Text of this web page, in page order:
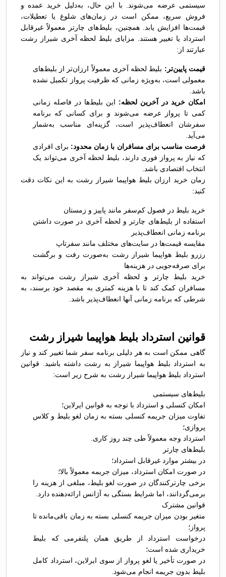
سیستمی عرضه می‌شوند. با این حال، به‌دلیل خرید عمده و
فروش سریع، ممکن است در زمان‌های شلوغ یا تعطیلات،
قیمت‌ها افزایش یابد. همچنین، بلیط‌های چارتر معمولاً غیرقابل
استرداد یا تغییر هستند. مزایای بلیط لحظه آخری شیراز رشت
عبارتند از:
قیمت پایین‌تر: بلیط لحظه آخری معمولاً ارزان‌تر از بلیط‌های
معمولی است، به‌ویژه زمانی که ظرفیت پرواز تکمیل نشده
باشد.
امکان خرید در آخرین لحظه: این بلیط‌ها در فاصله زمانی
کمی تا پرواز عرضه می‌شوند و برای کسانی که برنامه
سفرشان انعطاف‌پذیر است، گزینه‌ای مناسب به‌شمار
می‌آید.
فرصت مناسب برای مسافران با زمان محدود: برای افرادی
که نیاز به پرواز فوری دارند، بلیط لحظه آخری می‌تواند یک
انتخاب اقتصادی باشد.
زمان خرید ارزان بلیط هواپیما شیراز رشت به این نکات دقت
کنید:
خرید بلیط در فصول کم‌سفر مانند پاییز و زمستان
استفاده از بلیط‌های چارتر و لحظه آخری در صورت داشتن
برنامه زمانی انعطاف‌پذیر
مقایسه قیمت‌ها در سایت‌های مختلف مانند سفرتاپ
رزرو بلیط هواپیما شیراز رشت به‌صورت رفت و برگشت
برای صرفه‌جویی در هزینه‌ها
خرید بلیط چارتر و لحظه آخری شیراز رشت می‌تواند به
مسافران کمک کند تا با هزینه کمتری به مقصد خود برسند، به
شرطی که برنامه زمانی آنها انعطاف‌پذیر باشد.
قوانین استرداد بلیط هواپیما شیراز رشت
گاهی ممکن است به هر دلیلی برنامه سفر شما تغییر کند و نیاز
به استرداد بلیط هواپیما شیراز به رشت داشته باشید. قوانین
استرداد بلیط هواپیما شیراز رشت به شرح زیر است:
بلیط‌های سیستمی
امکان کنسلی و استرداد با توجه به قوانین ایرلاین؛
تفاوت میزان جریمه کنسلی بسته به زمان لغو بلیط و کلاس
پروازی؛
استرداد وجه معمولاً طی چند روز کاری.
بلیط‌های چارتر
در بیشتر موارد غیرقابل استرداد؛
در صورت امکان استرداد، میزان جریمه معمولاً بالا؛
برخی چارترکنندگان در صورت لغو بلیط، مبلغی از هزینه را
برمی‌گردانند، اما شرایط بستگی به آژانس ارائه‌دهنده دارد.
قوانین مشترک
متغیر بودن میزان جریمه کنسلی بسته به زمان باقی‌مانده تا
پرواز؛
درخواست استرداد از طریق همان پلتفرمی که بلیط
خریداری شده است؛
در صورت تأخیر یا لغو پرواز از سوی ایرلاین، استرداد کامل
بلیط بدون جریمه انجام می‌شود.